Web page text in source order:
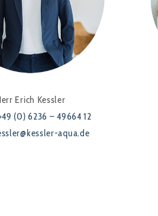
Erich Kessler
(0) 6236 – 49664 12
aqua.de